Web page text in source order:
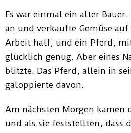
Es war einmal ein alter
an und verkaufte Gemüse
Arbeit half, und ein Pferd,
glücklich genug. Aber eines
blitzte. Das Pferd, allein in
galoppierte davon.
Am nächsten Morgen kamen
und als sie feststellten, dass